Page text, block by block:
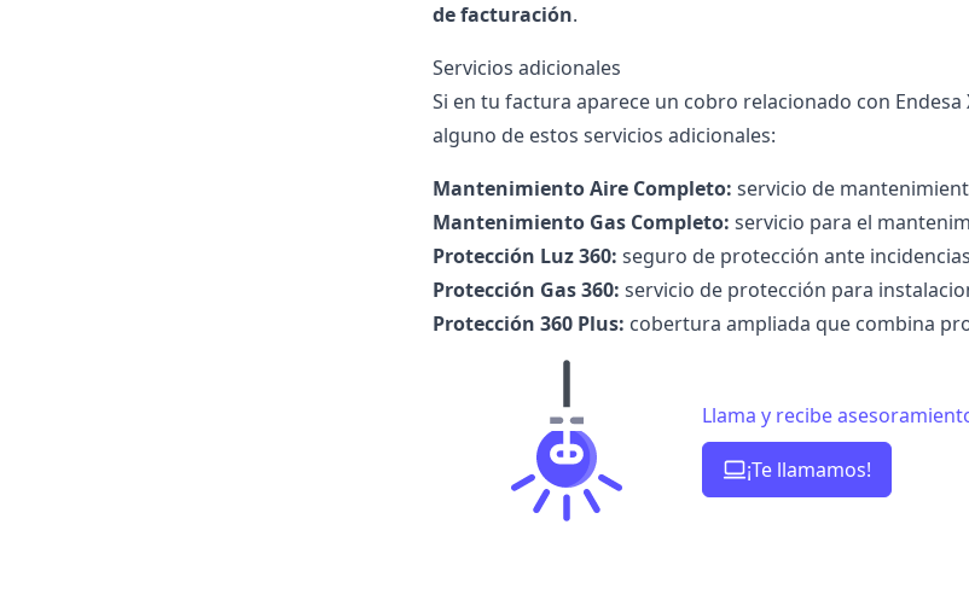
de facturación.
Servicios adicionales
Si en tu factura aparece un cobro relacionado con
alguno de estos servicios adicionales:
MantenimientoAire Completo: servicio de
Mantenimiento Gas Completo: servicio para el
Protección Luz 360: seguro de protección ante
Protección Gas 360: servicio de protección para
Protección 360 Plus: cobertura ampliada que combina
Llama y recibe
¡Te llamamos!